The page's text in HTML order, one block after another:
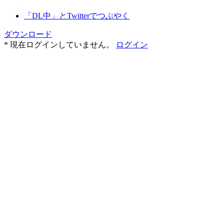
「DL中」とTwitterでつぶやく
ダウンロード
* 現在ログインしていません。
ログイン